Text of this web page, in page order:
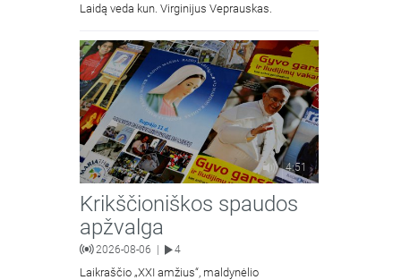
Laidą veda kun. Virginijus Veprauskas.
4:51
Krikščioniškos spaudos
apžvalga
2026-08-06 4
Laikraščio „XXI amžius“, maldynėlio